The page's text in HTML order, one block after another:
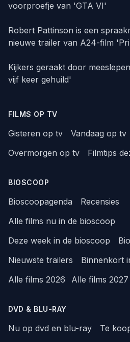
voorproefje van 'GTA VI'
Robert Pattinson is een
nieuwe trailer van A24-film
Kijkers geraakt door
vijf keer gehuild'
FILMS OP TV
Gisteren op tv Vandaag op tv
Overmorgen op tv
Filmtips
BIOSCOOP
Bioscoopagenda
Recensies
Alle films nu in de bioscoop
Deze week in de bioscoop
Nieuwste trailers
Binnenkort
Alle films 2026
Alle films 2027
DVD & BLU-RAY
Nu op dvd en blu-ray
Te